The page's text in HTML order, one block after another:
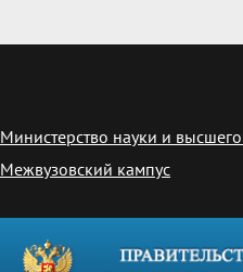
Министерство науки и
Межвузовский кампус